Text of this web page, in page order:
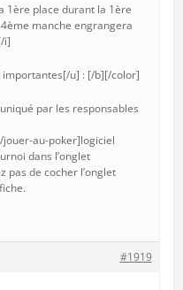
1ère place durant la 1ère
manche engrangera
i]
u] : [/b][/color]
par les responsables
au-poker]logiciel
dans l’onglet
pas de cocher l’onglet
#1919